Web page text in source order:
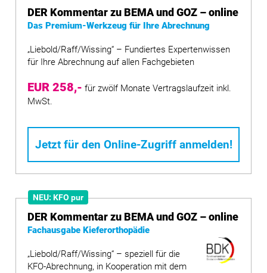
DER Kommentar zu BEMA und GOZ – online
Das Premium-Werkzeug für Ihre Abrechnung
„Liebold/Raff/Wissing“ – Fundiertes Expertenwissen
für Ihre Abrechnung auf allen Fachgebieten
EUR 258,- für zwölf Monate Vertragslaufzeit inkl.
MwSt.
Jetzt für den Online-Zugriff anmelden!
NEU: KFO pur
DER Kommentar zu BEMA und GOZ – online
Fachausgabe Kieferorthopädie
„Liebold/Raff/Wissing“ – speziell für die
KFO-Abrechnung, in Kooperation mit dem